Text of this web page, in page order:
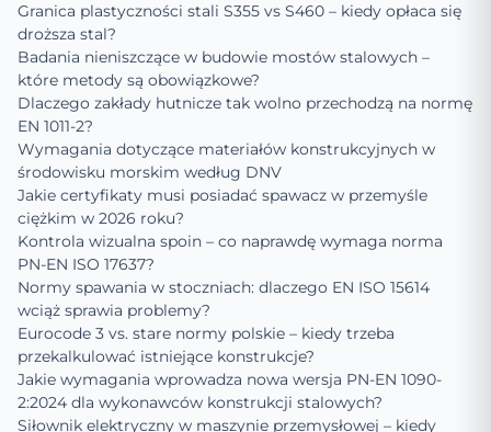
Granica plastyczności stali S355 vs S460 – kiedy opłaca się
droższa stal?
Badania nieniszczące w budowie mostów stalowych –
które metody są obowiązkowe?
Dlaczego zakłady hutnicze tak wolno przechodzą na normę
EN 1011-2?
Wymagania dotyczące materiałów konstrukcyjnych w
środowisku morskim według DNV
Jakie certyfikaty musi posiadać spawacz w przemyśle
ciężkim w 2026 roku?
Kontrola wizualna spoin – co naprawdę wymaga norma
PN-EN ISO 17637?
Normy spawania w stoczniach: dlaczego EN ISO 15614
wciąż sprawia problemy?
Eurocode 3 vs. stare normy polskie – kiedy trzeba
przekalkulować istniejące konstrukcje?
Jakie wymagania wprowadza nowa wersja PN-EN 1090-
2:2024 dla wykonawców konstrukcji stalowych?
Siłownik elektryczny w maszynie przemysłowej – kiedy